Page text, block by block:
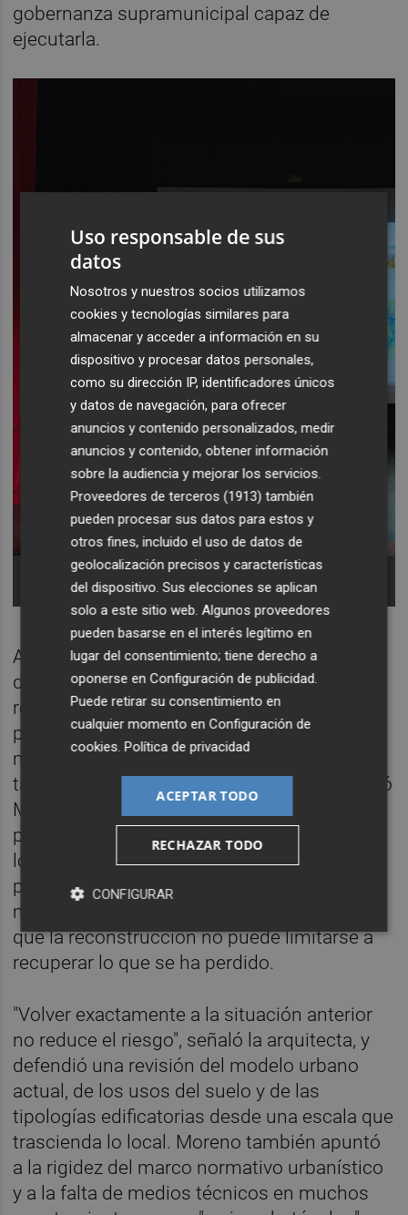
gobernanza supramunicipal capaz de
ejecutarla.
Mesa redonda en la presentación del Espacio
Catarsis. - Foto: COACV
Así lo expuso la arquitecta del Ayuntamiento
de Aldaia,Cristina Moreno, en la mesa
redonda posterior a la presentación del
proyecto. "El agua no entiende de términos
municipales y nuestras infraestructuras
tampoco funcionan de forma aislada", afirmó
Moreno. En su opinión, la ausencia de una
planificación territorial metropolitana deja a
los municipios sin herramientas suficientes
para prevenir, responder y reconstruir de
manera eficaz. Además, Moreno incidió en
que la reconstrucción no puede limitarse a
recuperar lo que se ha perdido.
"Volver exactamente a la situación anterior
no reduce el riesgo", señaló la arquitecta, y
defendió una revisión del modelo urbano
actual, de los usos del suelo y de las
tipologías edificatorias desde una escala que
trascienda lo local. Moreno también apuntó
a la rigidez del marco normativo urbanístico
y a la falta de medios técnicos en muchos
Uso responsable de sus
datos
Nosotros y nuestros socios utilizamos
cookies y tecnologías similares para
almacenar y acceder a información en su
dispositivo y procesar datos personales,
como su dirección IP, identificadores únicos
y datos de navegación, para ofrecer
anuncios y contenido personalizados, medir
anuncios y contenido, obtener información
sobre la audiencia y mejorar los servicios.
Proveedores de terceros (1913) también
pueden procesar sus datos para estos y
otros fines, incluido el uso de datos de
geolocalización precisos y características
del dispositivo. Sus elecciones se aplican
solo a este sitio web. Algunos proveedores
pueden basarse en el interés legítimo en
lugar del consentimiento; tiene derecho a
oponerse enConfiguración de publicidad.
Puede retirar su consentimiento en
cualquier momento enConfiguración de
cookies.Política de privacidad
ACEPTAR TODO
RECHAZAR TODO
CONFIGURAR